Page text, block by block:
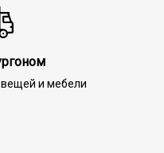
и мебели